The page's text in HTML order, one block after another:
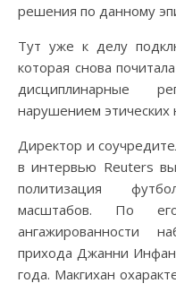
решения по данному
Тут уже к делу
которая снова
дисциплинарные
нарушением этических
Директор и
в интервью Reuters
политизация
масштабов. По
ангажированности
прихода Джанни
года. Макгихан